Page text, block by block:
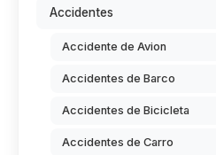
Accidentes
Accidente de Avion
Accidentes de Barco
Accidentes de Bicicleta
Accidentes de Carro